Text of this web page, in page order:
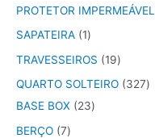
PROTETOR IMPERMEÁVEL
SAPATEIRA 1
TRAVESSEIROS
19
QUARTO SOLTEIRO
327
BASE BOX
23
BERÇO 7